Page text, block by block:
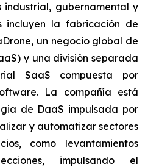
industrial, gubernamental y
incluyen la fabricación de
un negocio global de
y una división separada
SaaS compuesta por
La compañía está
de DaaS impulsada por
y automatizar sectores
como levantamientos
impulsando el